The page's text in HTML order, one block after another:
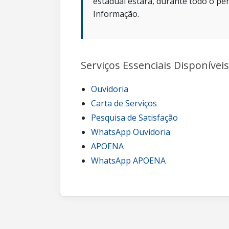
Informação.
Serviços Essenciais
Ouvidoria
Carta de Serviços
Pesquisa de Satisfação
WhatsApp Ouvidoria
APOENA
WhatsApp APOENA